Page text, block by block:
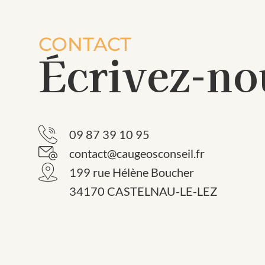
CONTACT
Écrivez-
09 87 39 10 95
contact@caugeosconseil.fr
199 rue Hélène Boucher
34170 CASTELNAU-LE-LEZ